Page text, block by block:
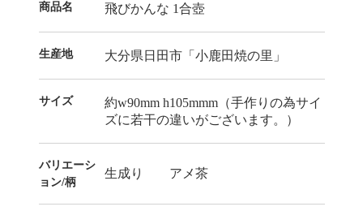
商品名 飛びかんな 1合壺
生産地 大分県日田市「小鹿田焼の里」
サイズ
約w90mm h105mmm（手作りの為サイ
ズに若干の違いがございます。）
バリエーシ
ョン/柄
生成り アメ茶